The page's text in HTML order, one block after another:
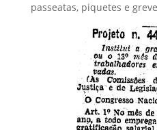
passeatas, piquetes e